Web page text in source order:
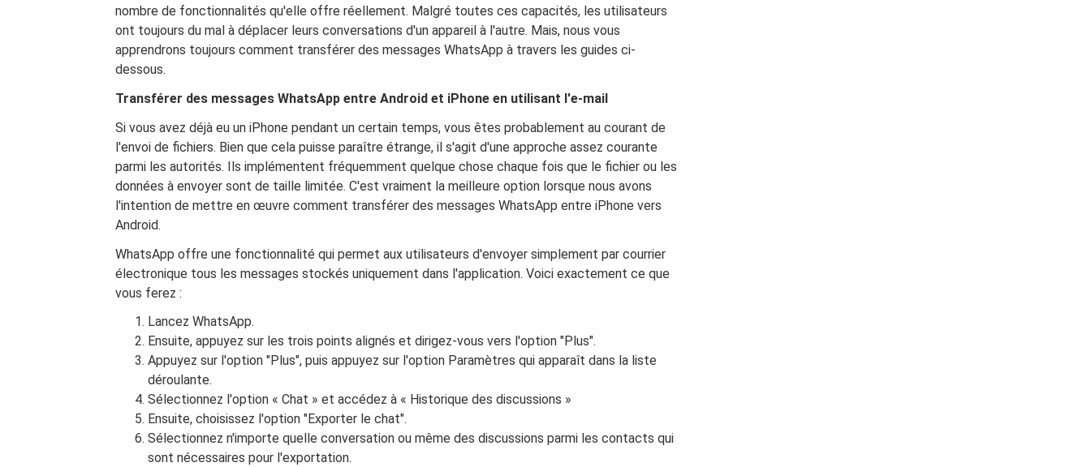
nombre de fonctionnalités qu'elle offre réellement. Malgré toutes ces capacités, les utilisateurs
ont toujours du mal à déplacer leurs conversations d'un appareil à l'autre. Mais, nous vous
apprendrons toujours comment transférer des messages WhatsApp à travers les guides ci-
dessous.
Transférer des messages WhatsApp entre Android et iPhone en utilisant l'e-mail
Si vous avez déjà eu un iPhone pendant un certain temps, vous êtes probablement au courant de
l'envoi de fichiers. Bien que cela puisse paraître étrange, il s'agit d'une approche assez courante
parmi les autorités. Ils implémentent fréquemment quelque chose chaque fois que le fichier ou les
données à envoyer sont de taille limitée. C'est vraiment la meilleure option lorsque nous avons
l'intention de mettre en œuvre comment transférer des messages WhatsApp entre iPhone vers
Android.
WhatsApp offre une fonctionnalité qui permet aux utilisateurs d'envoyer simplement par courrier
électronique tous les messages stockés uniquement dans l'application. Voici exactement ce que
vous ferez :
Lancez WhatsApp.
Ensuite, appuyez sur les trois points alignés et dirigez-vous vers l'option "Plus".
Appuyez sur l'option "Plus", puis appuyez sur l'option Paramètres qui apparaît dans la liste
déroulante.
Sélectionnez l'option « Chat » et accédez à « Historique des discussions »
Ensuite, choisissez l'option "Exporter le chat".
Sélectionnez n'importe quelle conversation ou même des discussions parmi les contacts qui
sont nécessaires pour l'exportation.